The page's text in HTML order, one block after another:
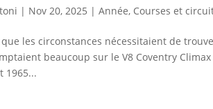
| Nov 20, 2025 |Année, Courses et
les circonstances nécessitaient de
beaucoup sur le V8 Coventry
1965...